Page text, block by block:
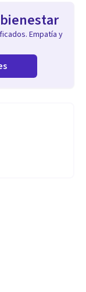
Empatía y